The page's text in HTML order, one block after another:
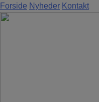
Hop
til
Forside Nyheder Kontakt